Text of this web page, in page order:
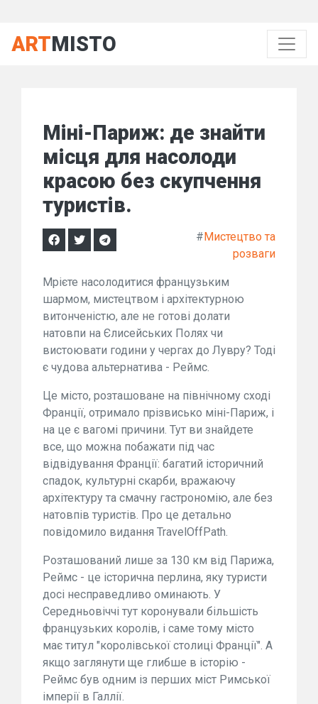
ARTMISTO
Міні-Париж: де знайти
місця для насолоди
красою без скупчення
туристів.
#Мистецтво та
розваги
Мрієте насолодитися французьким
шармом, мистецтвом і архітектурною
витонченістю, але не готові долати
натовпи на Єлисейських Полях чи
вистоювати години у чергах до Лувру? Тоді
є чудова альтернатива - Реймс.
Це місто, розташоване на північному сході
Франції, отримало прізвисько міні-Париж, і
на це є вагомі причини. Тут ви знайдете
все, що можна побажати під час
відвідування Франції: багатий історичний
спадок, культурні скарби, вражаючу
архітектуру та смачну гастрономію, але без
натовпів туристів. Про це детально
повідомило видання TravelOffPath.
Розташований лише за 130 км від Парижа,
Реймс - це історична перлина, яку туристи
досі несправедливо оминають. У
Середньовіччі тут коронували більшість
французьких королів, і саме тому місто
має титул "королівської столиці Франції". А
якщо заглянути ще глибше в історію -
Реймс був одним із перших міст Римської
імперії в Галлії.